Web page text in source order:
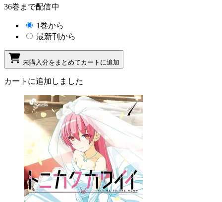
36巻まで配信中
1巻から
最新刊から
未購入分をまとめてカートに追加
カートに追加しました